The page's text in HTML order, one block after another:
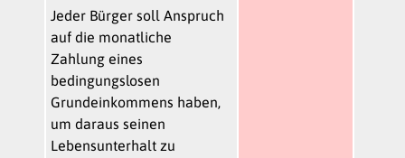
Jeder Bürger soll Anspruch
auf die monatliche
Zahlung eines
bedingungslosen
Grundeinkommens haben,
um daraus seinen
Lebensunterhalt zu